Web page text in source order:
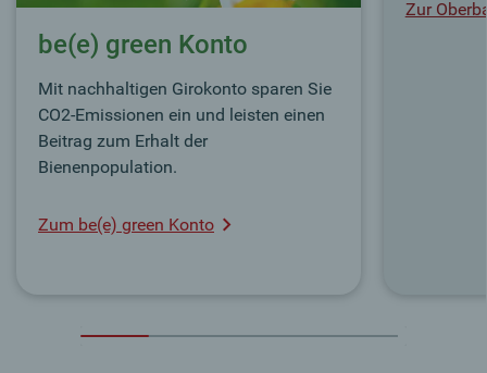
be(e) green Konto
Mit nachhaltigen Girokonto sparen Sie
CO2-Emissionen ein und leisten einen
Beitrag zum Erhalt der
Bienenpopulation.
Zum be(e) green Konto
Zur